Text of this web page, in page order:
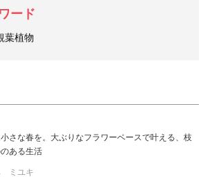
ード
葉植物
さな春を。大ぶりなフラワーベースで叶える、枝
のある生活
ミユキ